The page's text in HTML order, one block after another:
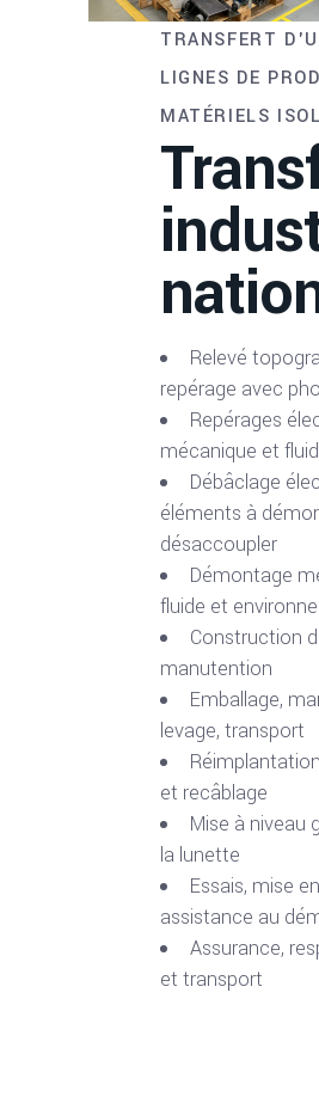
TRANSFERT
LIGNES DE
MATÉRIELS
Relevé
repérage avec
Repérages
mécanique et
Débâclage
éléments à
désaccoupler
Démontage
fluide et
Construction
manutention
Emballage,
levage, transport
et recâblage
Mise à niveau
la lunette
Essais, mise
assistance au
Assurance,
et transport